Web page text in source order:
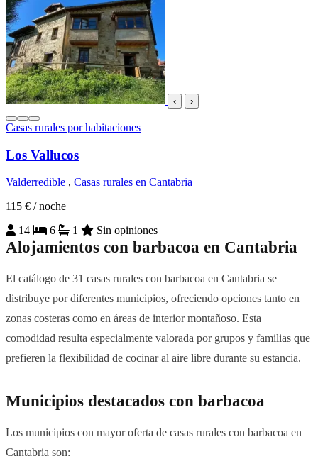
‹ ›
Casas rurales por habitaciones
Los Vallucos
Valderredible , Casas rurales en Cantabria
115 € / noche
14
6 1 Sin opiniones
Alojamientos con barbacoa en Cantabria
El catálogo de 31 casas rurales con barbacoa en Cantabria se
distribuye por diferentes municipios, ofreciendo opciones tanto en
zonas costeras como en áreas de interior montañoso. Esta
comodidad resulta especialmente valorada por grupos y familias que
prefieren la flexibilidad de cocinar al aire libre durante su estancia.
Municipios destacados con barbacoa
Los municipios con mayor oferta de casas rurales con barbacoa en
Cantabria son: